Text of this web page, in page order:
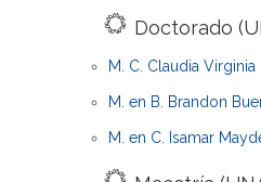
Doctorado
M. C. Claudia
M. en B. Brandon
M. en C. Isamar